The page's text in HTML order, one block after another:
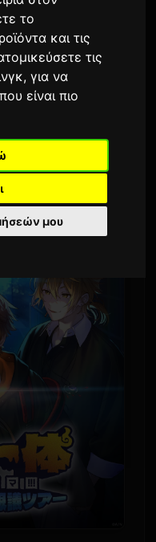
το
και τις
τις
,για να
είναι πιο
μου
μονάδα VTuber,
από 10